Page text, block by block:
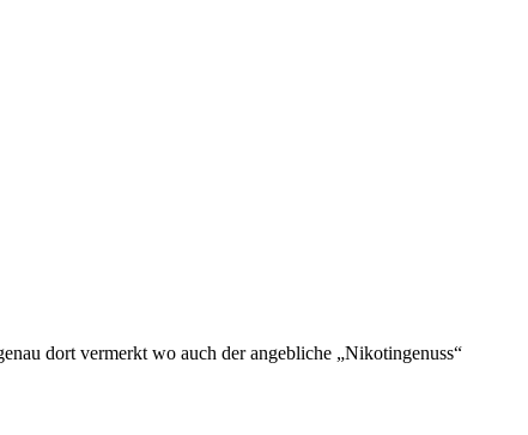
dort vermerkt wo auch der angebliche „Nikotingenuss“